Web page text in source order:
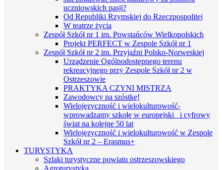
uczniowskich pasji?
Od Republiki Rzymskiej do Rzeczpospolitej
W teatrze życia
Zespół Szkół nr 1 im. Powstańców Wielkopolskich
Projekt PERFECT w Zespole Szkół nr 1
Zespół Szkół nr 2 im. Przyjaźni Polsko-Norweskiej
Urządzenie Ogólnodostępnego terenu
rekreacyjnego przy Zespole Szkół nr 2 w
Ostrzeszowie
PRAKTYKA CZYNI MISTRZA
Zawodowcy na szóstkę!
Wielojęzyczność i wielokulturowość-
wprowadzamy szkołę w europejski i cyfrowy
świat na kolejne 50 lat
Wielojęzyczność i wielokulturowość w Zespole
Szkół nr 2 – Erasmus+
TURYSTYKA
Szlaki turystyczne powiatu ostrzeszowskiego
Agroturystyka